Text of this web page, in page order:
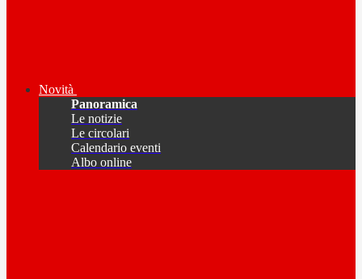
Novità
Panoramica
Le notizie
Le circolari
Calendario eventi
Albo online